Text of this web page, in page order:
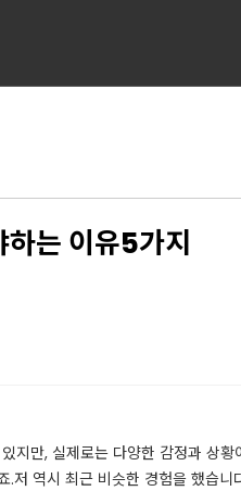
는 이유5가지
지만, 실제로는 다양한 감정과 상황
저 역시 최근 비슷한 경험을 했습니